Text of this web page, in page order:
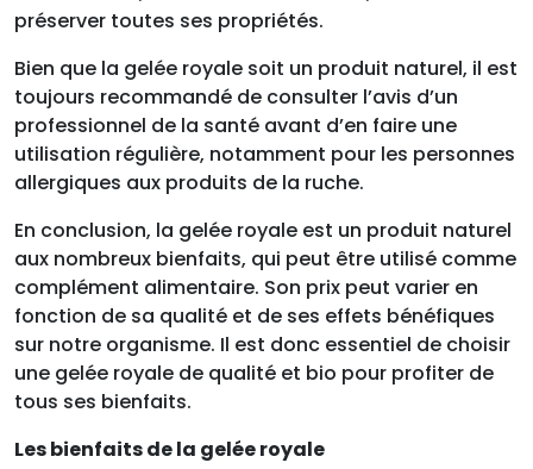
préserver toutes ses propriétés.
Bien que la gelée royale soit un produit naturel, il est
toujours recommandé de consulter l’avis d’un
professionnel de la santé avant d’en faire une
utilisation régulière, notamment pour les personnes
allergiques aux produits de la ruche.
En conclusion, la gelée royale est un produit naturel
aux nombreux bienfaits, qui peut être utilisé comme
complément alimentaire. Son prix peut varier en
fonction de sa qualité et de ses effets bénéfiques
sur notre organisme. Il est donc essentiel de choisir
une gelée royale de qualité et bio pour profiter de
tous ses bienfaits.
Les bienfaits de la gelée royale